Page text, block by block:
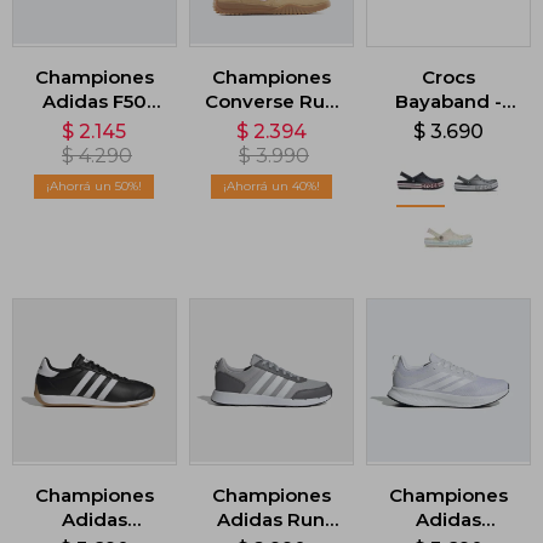
Championes
Adidas F50
Messi Club -
Azul
$ 2.145
$ 4.290
50
Championes
Converse Run
Star Trainer
Suede -
Marron
$ 2.394
$ 3.990
40
Crocs
Bayaband -
Azul
$ 3.690
Championes
Adidas
Championes
Adidas Run
Championes
Adidas